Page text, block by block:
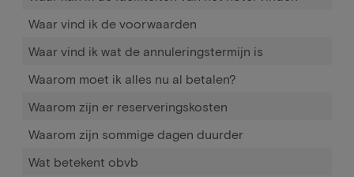
Waar vind ik de voorwaarden
Waar vind ik wat de annuleringstermijn is
Waarom moet ik alles nu al betalen?
Waarom zijn er reserveringskosten
Waarom zijn sommige dagen duurder
Wat betekent obvb